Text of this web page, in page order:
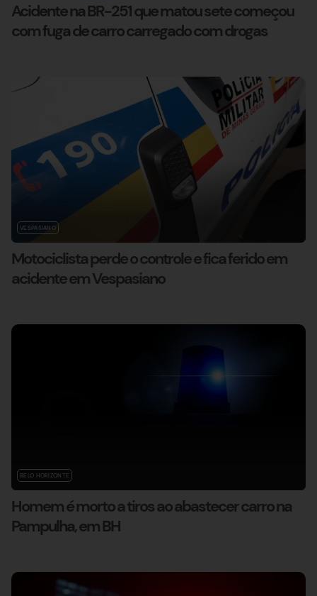
Acidente na BR-251 que matou sete começou
com fuga de carro carregado com drogas
VESPASIANO
Motociclista perde o controle e fica ferido em
acidente em Vespasiano
BELO HORIZONTE
Homem é morto a tiros ao abastecer carro na
Pampulha, em BH